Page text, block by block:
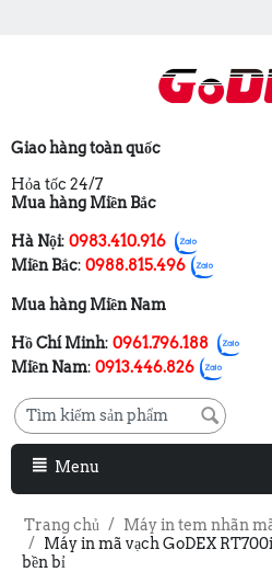
Giao hàng toàn quốc
Hỏa tốc 24/7
Mua hàng Miền Bắc
Hà Nội: 0983.410.916
Miền Bắc: 0988.815.496
Mua hàng Miền Nam
Hồ Chí Minh: 0961.796.188
Miền Nam: 0913.446.826
Menu
Trang chủ / Máy in tem nhãn
/
Máy in mã vạch GoDEX
bền bỉ